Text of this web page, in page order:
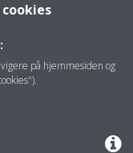
cookies
på hjemmesiden og